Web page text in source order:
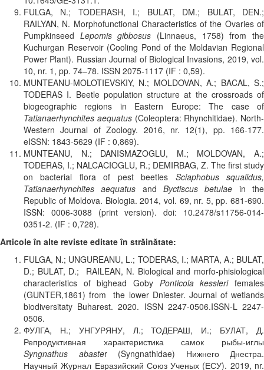
FULGA, N.; TODERASH, I.; BULAT, DM.; BULAT, DEN.;
RAILYAN, N. Morphofunctional Characteristics of the Ovaries of
Pumpkinseed Lepomis gibbosus (Linnaeus, 1758) from the
Kuchurgan Reservoir (Cooling Pond of the Moldavian Regional
Power Plant). Russian Journal of Biological Invasions, 2019, vol.
10, nr. 1, pp. 74–78. ISSN 2075-1117 (IF : 0,59).
MUNTEANU-MOLOTIEVSKIY, N.; MOLDOVAN, A.; BACAL, S.;
TODERAS I. Beetle population structure at the crossroads of
biogeographic regions in Eastern Europe: The case of
Tatianaerhynchites aequatus(Coleoptera: Rhynchitidae). North-
Western Journal of Zoology. 2016, nr. 12(1), pp. 166-177.
eISSN: 1843-5629 (IF : 0,869).
MUNTEANU, N.; DANISMAZOGLU, M.; MOLDOVAN, A.;
TODERAS, I.; NALCACIOGLU, R.; DEMIRBAG, Z. The first study
on bacterial flora of pest beetles Sciaphobus squalidus,
Tatianaerhynchites aequatus andByctiscus betulae in the
Republic of Moldova. Biologia. 2014, vol. 69, nr. 5, pp. 681-690.
ISSN: 0006-3088 (print version). doi: 10.2478/s11756-014-
0351-2. (IF : 0,728).
Articole în alte reviste editate în străinătate:
FULGA, N.; UNGUREANU, L.; TODERAS, I.; MARTA, A.; BULAT,
D.; BULAT, D.; RAILEAN, N. Biological and morfo-phisiological
characteristics of bighead Goby Ponticola kesslerifemales
(GUNTER,1861) from the lower Dniester. Journal of wetlands
biodiversitaty Buharest. 2020. ISSN 2247-0506.ISSN-L 2247-
0506.
ФУЛГА, Н.; УНГУРЯНУ, Л.; ТОДЕРАШ, И.; БУЛАТ, Д.
Репродуктивная характеристика самок рыбы-иглы
Syngnathus abaster (Syngnathidae) Нижнего Днестра.
Научный Журнал Евразийский Союз Ученых (ЕСУ). 2019, nr.